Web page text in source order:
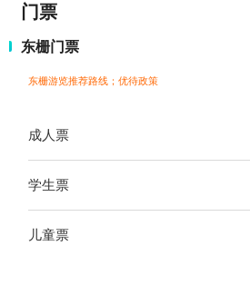
门票
东栅门票
东栅游览推荐路线； 优待政策
成人票
学生票
儿童票